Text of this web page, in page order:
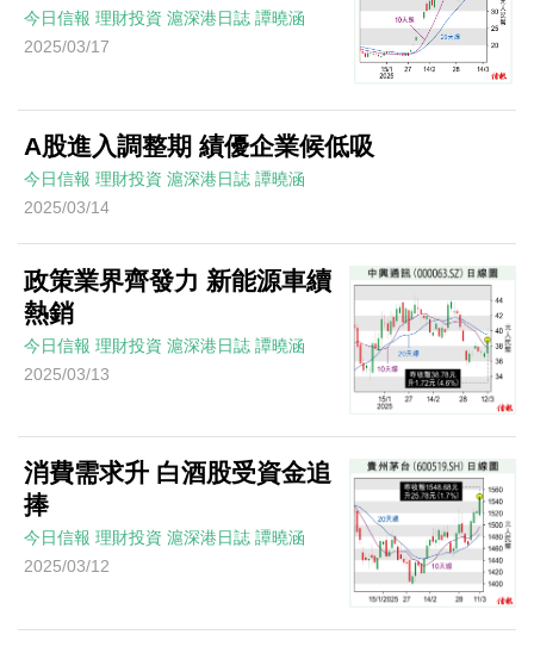
今日信報 理財投資 滬深港日誌 譚曉涵
2025/03/17
A股進入調整期 績優企業候低吸
今日信報 理財投資 滬深港日誌 譚曉涵
2025/03/14
政策業界齊發力 新能源車續
熱銷
今日信報 理財投資 滬深港日誌 譚曉涵
2025/03/13
消費需求升 白酒股受資金追
捧
今日信報 理財投資 滬深港日誌 譚曉涵
2025/03/12